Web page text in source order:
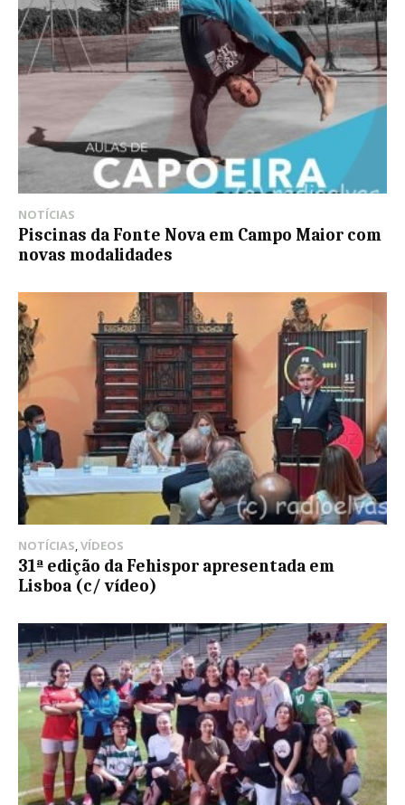
NOTÍCIAS
Piscinas da Fonte Nova em Campo Maior com
novas modalidades
NOTÍCIAS,VÍDEOS
31ª edição da Fehispor apresentada em
Lisboa (c/ vídeo)